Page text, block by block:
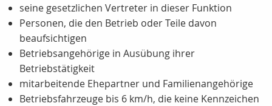
seine gesetzlichen Vertreter in dieser Funktion
Personen, die den Betrieb oder Teile davon
beaufsichtigen
Betriebsangehörige in Ausübung ihrer
Betriebstätigkeit
mitarbeitende Ehepartner und Familienangehörige
Betriebsfahrzeuge bis 6 km/h, die keine Kennzeichen